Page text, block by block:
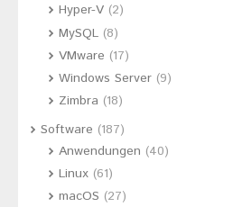
Hyper-V(2)
MySQL(8)
VMware (17)
Windows Server(9)
Zimbra (18)
Software (187)
Anwendungen (40)
Linux(61)
macOS (27)